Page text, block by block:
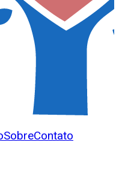
SobreContato